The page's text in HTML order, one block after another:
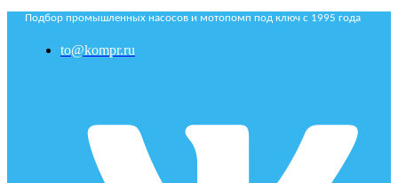
Подбор промышленных насосов и мотопомп под ключ с 1995 года
to@kompr.ru